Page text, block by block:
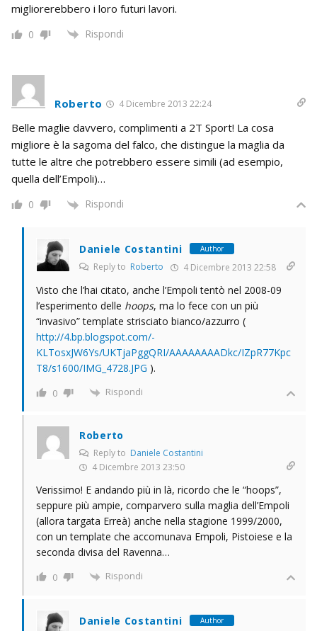
migliorerebbero i loro futuri lavori.
0 Rispondi
Roberto 4 Dicembre 2013 22:24
Belle maglie davvero, complimenti a 2T Sport! La cosa
migliore è la sagoma del falco, che distingue la maglia da
tutte le altre che potrebbero essere simili (ad esempio,
quella dell’Empoli)…
0 Rispondi
Daniele Costantini Author
Reply to Roberto 4 Dicembre 2013 22:58
Visto che l’hai citato, anche l’Empoli tentò nel 2008-09
l’esperimento delle hoops, ma lo fece con un più
“invasivo” template strisciato bianco/azzurro (
http://4.bp.blogspot.com/-
KLTosxJW6Ys/UKTjaPggQRI/AAAAAAAADkc/IZpR77Kpc
T8/s1600/IMG_4728.JPG ).
0 Rispondi
Roberto
Reply to Daniele Costantini
4 Dicembre 2013 23:50
Verissimo! E andando più in là, ricordo che le “hoops”,
seppure più ampie, comparvero sulla maglia dell’Empoli
(allora targata Erreà) anche nella stagione 1999/2000,
con un template che accomunava Empoli, Pistoiese e la
seconda divisa del Ravenna…
0 Rispondi
Daniele Costantini Author